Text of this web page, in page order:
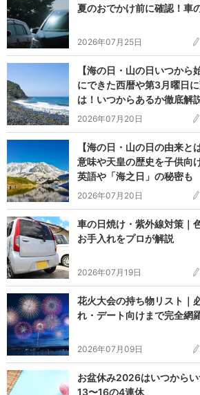
夏のおでかけ前に確認！車
2026年07月25日
【海の日・山の日いつから
にできた西暦や第3月曜日
は！いつからあるか徹底解
2026年07月20日
【海の日・山の日の由来と
意味や天皇の歴史を子供向
英語や「海之日」の秘密も
2026年07月20日
車の日焼け・紫外線対策｜
お手入れをプロが解説
2026年07月19日
花火大会の持ち物リスト｜
れ・デート向けまで完全網
2026年07月09日
お盆休み2026はいつから
13〜16の4連休